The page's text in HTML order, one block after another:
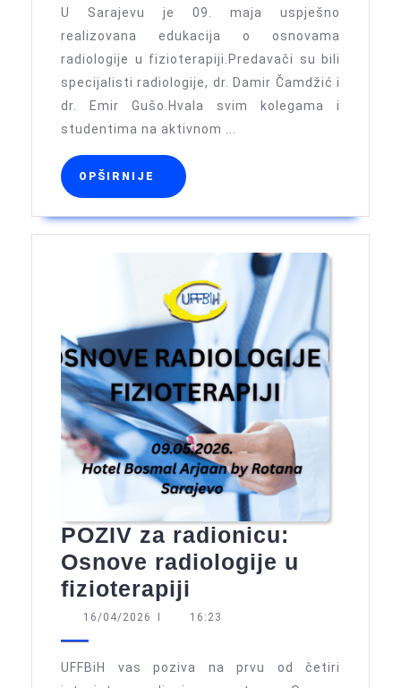
o
osnovama
radiologije
u
fizioterapiji
U Sarajevu je 09. maja uspješno
realizovana edukacija o osnovama
radiologije u fizioterapiji.Predavači su bili
specijalisti radiologije, dr. Damir Čamdžić i
dr. Emir Gušo.Hvala svim kolegama i
studentima na aktivnom ...
OPŠIRNIJE OPŠIRNIJE
POZIV za radionicu:
Osnove radiologije u
fizioterapiji
za
Osnove
16/04/2026 16/04/2026
16:23
UFFBiH vas poziva na prvu od četiri